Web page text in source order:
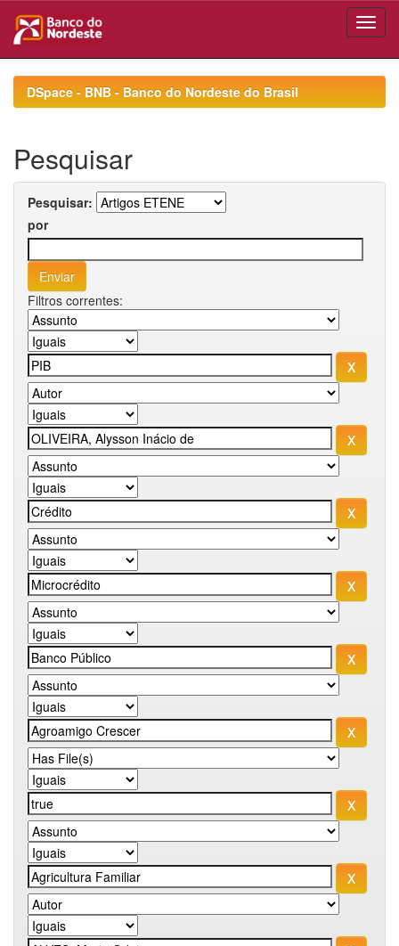
navigationDSpace - BNB - Banco do Nordeste do Brasil
Pesquisar
Pesquisar:
por
Filtros correntes: